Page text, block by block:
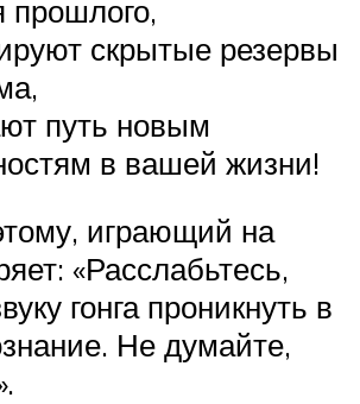
прошлого,
скрытые резервы
путь новым
в вашей жизни!
играющий на
«Расслабьтесь,
гонга проникнуть в
Не думайте,